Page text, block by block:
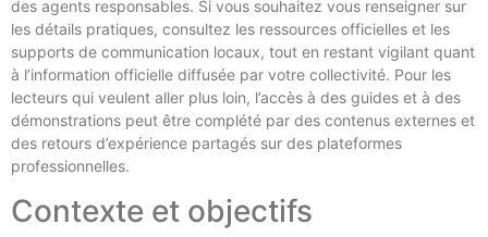
des agents responsables. Si vous souhaitez vous renseigner sur
les détails pratiques, consultez les ressources officielles et les
supports de communication locaux, tout en restant vigilant quant
à l’information officielle diffusée par votre collectivité. Pour les
lecteurs qui veulent aller plus loin, l’accès à des guides et à des
démonstrations peut être complété par des contenus externes et
des retours d’expérience partagés sur des plateformes
professionnelles.
Contexte et objectifs